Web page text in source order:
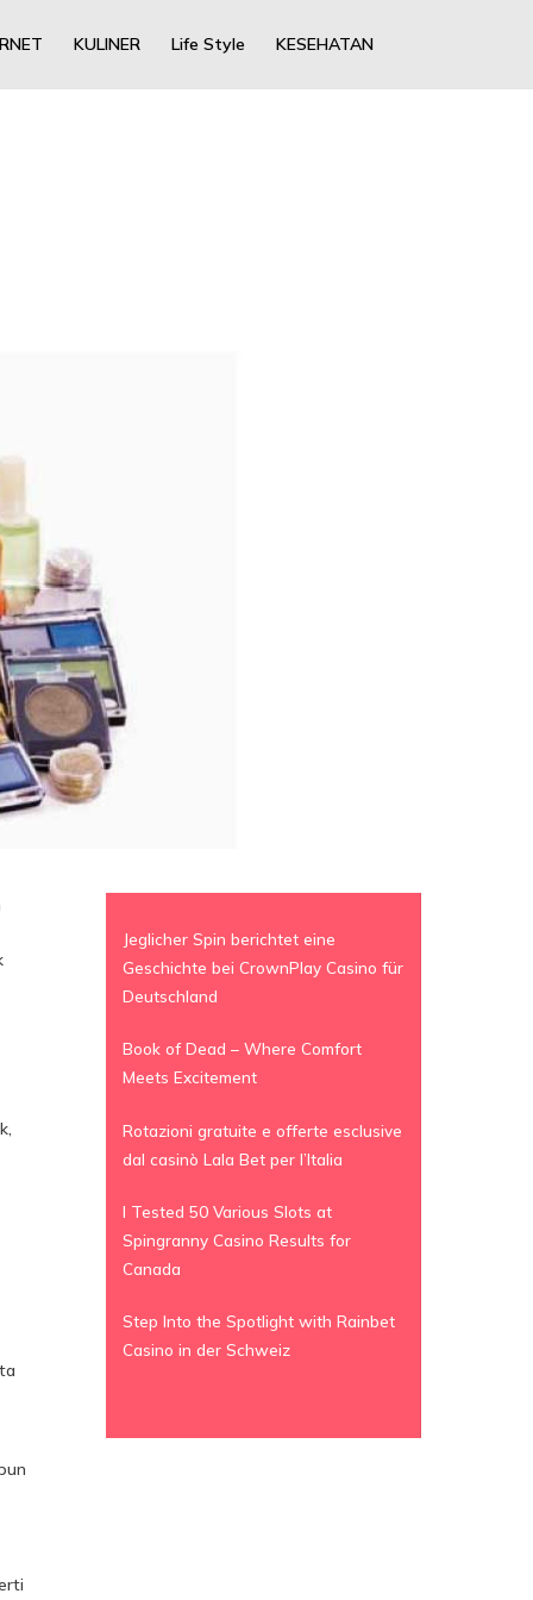
KULINER Life Style KESEHATAN
Jeglicher Spin berichtet eine
Geschichte bei CrownPlay Casino für
Deutschland
Book of Dead – Where Comfort
Meets Excitement
Rotazioni gratuite e offerte esclusive
dal casinò Lala Bet per l’Italia
I Tested 50 Various Slots at
Spingranny Casino Results for
Canada
Step Into the Spotlight with Rainbet
Casino in der Schweiz